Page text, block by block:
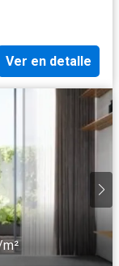
Ver en detalle